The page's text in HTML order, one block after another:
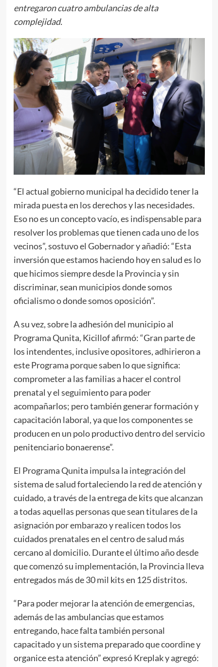
entregaron cuatro ambulancias de alta
complejidad.
“El actual gobierno municipal ha decidido tener la
mirada puesta en los derechos y las necesidades.
Eso no es un concepto vacío, es indispensable para
resolver los problemas que tienen cada uno de los
vecinos”, sostuvo el Gobernador y añadió: “Esta
inversión que estamos haciendo hoy en salud es lo
que hicimos siempre desde la Provincia y sin
discriminar, sean municipios donde somos
oficialismo o donde somos oposición”.
A su vez, sobre la adhesión del municipio al
Programa Qunita, Kicillof afirmó: “Gran parte de
los intendentes, inclusive opositores, adhirieron a
este Programa porque saben lo que significa:
comprometer a las familias a hacer el control
prenatal y el seguimiento para poder
acompañarlos; pero también generar formación y
capacitación laboral, ya que los componentes se
producen en un polo productivo dentro del servicio
penitenciario bonaerense”.
El Programa Qunita impulsa la integración del
sistema de salud fortaleciendo la red de atención y
cuidado, a través de la entrega de kits que alcanzan
a todas aquellas personas que sean titulares de la
asignación por embarazo y realicen todos los
cuidados prenatales en el centro de salud más
cercano al domicilio. Durante el último año desde
que comenzó su implementación, la Provincia lleva
entregados más de 30 mil kits en 125 distritos.
“Para poder mejorar la atención de emergencias,
además de las ambulancias que estamos
entregando, hace falta también personal
capacitado y un sistema preparado que coordine y
organice esta atención” expresó Kreplak y agregó: